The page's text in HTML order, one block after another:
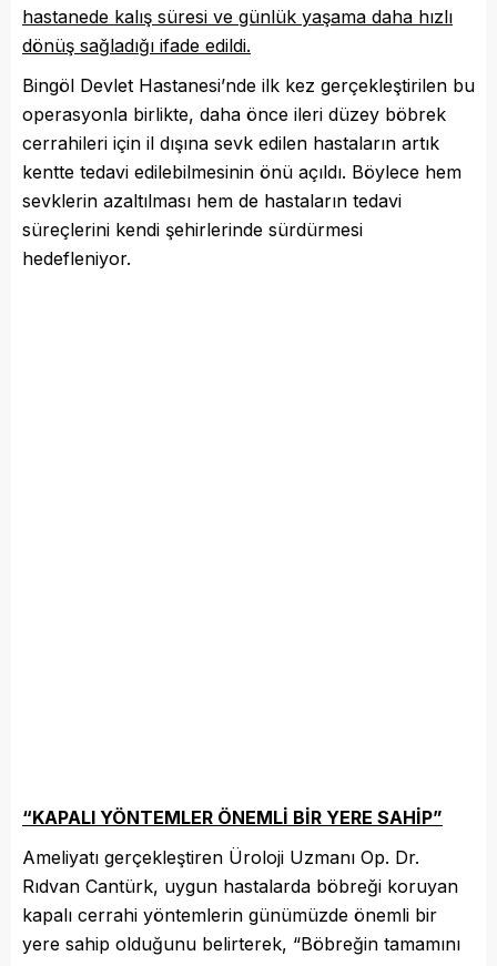
hastanede kalış süresi ve günlük yaşama daha hızlı
dönüş sağladığı ifade edildi.
Bingöl Devlet Hastanesi’nde ilk kez gerçekleştirilen bu
operasyonla birlikte, daha önce ileri düzey böbrek
cerrahileri için il dışına sevk edilen hastaların artık
kentte tedavi edilebilmesinin önü açıldı. Böylece hem
sevklerin azaltılması hem de hastaların tedavi
süreçlerini kendi şehirlerinde sürdürmesi
hedefleniyor.
“KAPALI YÖNTEMLER ÖNEMLİ BİR YERE SAHİP”
Ameliyatı gerçekleştiren Üroloji Uzmanı Op. Dr.
Rıdvan Cantürk, uygun hastalarda böbreği koruyan
kapalı cerrahi yöntemlerin günümüzde önemli bir
yere sahip olduğunu belirterek, “Böbreğin tamamını